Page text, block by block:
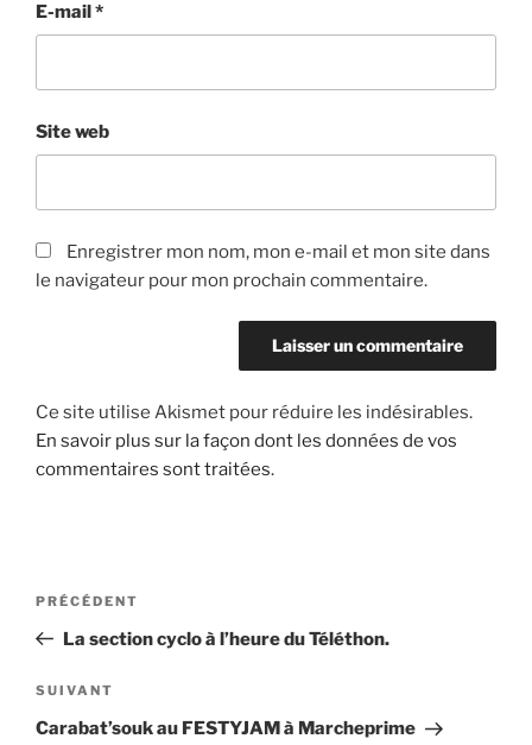
E-mail*
Site web
Enregistrer mon nom, mon e-mail et mon site dans
le navigateur pour mon prochain commentaire.
Ce site utilise Akismet pour réduire les indésirables.
En savoir plus sur la façon dont les données de vos
commentaires sont traitées.
Navigation
l’article
Article
précédent
PRÉCÉDENT
La section cyclo à l’heure du Téléthon.
Article
suivant
SUIVANT
Carabat’souk au FESTYJAM à Marcheprime